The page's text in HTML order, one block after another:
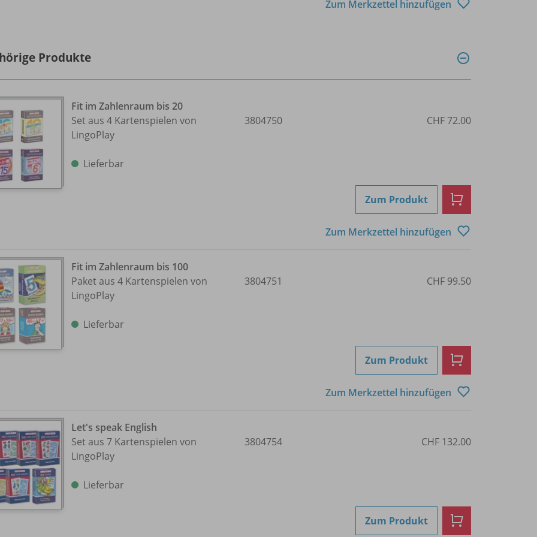
Zum Merkzettel hinzufügen
Produkte
Fit im Zahlenraum bis 20
Set aus 4 Kartenspielen von
LingoPlay
Lieferbar
3804750 CHF 72.00
Zum Produkt
Zum Merkzettel hinzufügen
Fit im Zahlenraum bis 100
Paket aus 4 Kartenspielen von
LingoPlay
Lieferbar
3804751 CHF 99.50
Zum Produkt
Zum Merkzettel hinzufügen
Let's speak English
Set aus 7 Kartenspielen von
LingoPlay
Lieferbar
3804754 CHF 132.00
Zum Produkt